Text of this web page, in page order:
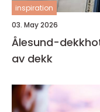
inspiration
03. May 2026
Ålesund-
av dekk